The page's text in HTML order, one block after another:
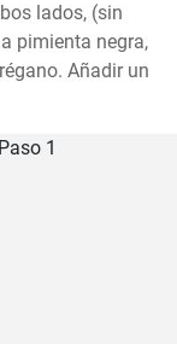
lados, (sin
pimienta negra,
Añadir un